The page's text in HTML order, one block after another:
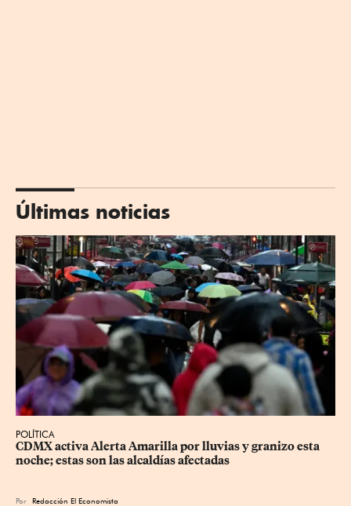
Últimas noticias
POLÍTICA
CDMX activa Alerta Amarilla por lluvias y granizo esta
noche; estas son las alcaldías afectadas
Por Redacción El Economista